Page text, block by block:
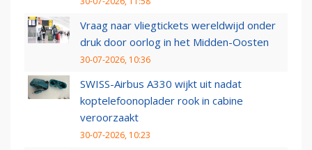
Vraag naar vliegtickets wereldwijd onder
druk door oorlog in het Midden-Oosten
30-07-2026, 10:36
SWISS-Airbus A330 wijkt uit nadat
koptelefoonoplader rook in cabine
veroorzaakt
30-07-2026, 10:23